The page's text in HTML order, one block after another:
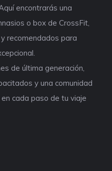
encontrarás una
o box de CrossFit,
recomendados para
de última generación,
y una comunidad
cada paso de tu viaje